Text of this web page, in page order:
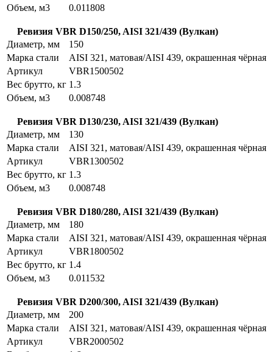
Объем, м3 0.011808
Ревизия VBR D150/250, AISI 321/439 (Вулкан)
Диаметр, мм
150
Марка стали
AISI 321, матовая/AISI 439, окрашенная чёрная
Артикул
VBR1500502
Вес брутто, кг 1.3
Объем, м3
0.008748
Ревизия VBR D130/230, AISI 321/439 (Вулкан)
Диаметр, мм
130
Марка стали
AISI 321, матовая/AISI 439, окрашенная чёрная
Артикул
VBR1300502
Вес брутто, кг 1.3
Объем, м3
0.008748
Ревизия VBR D180/280, AISI 321/439 (Вулкан)
Диаметр, мм
180
Марка стали
AISI 321, матовая/AISI 439, окрашенная чёрная
Артикул
VBR1800502
Вес брутто, кг 1.4
Объем, м3
0.011532
Ревизия VBR D200/300, AISI 321/439 (Вулкан)
Диаметр, мм
200
Марка стали
AISI 321, матовая/AISI 439, окрашенная чёрная
Артикул
VBR2000502